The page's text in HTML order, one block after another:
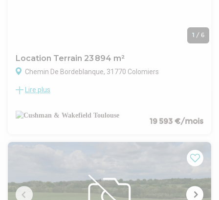
1 / 6
Location Terrain 23 894 m²
Chemin De Bordeblanque, 31770 Colomiers
Notre agence Cushman & Wakefield vous propose un
Sur un terrain de 23 894 m² environ entièrement bitumé
Un bâtiment de 2700 m² clos couvert de hauteur 9 m environ
- Type de bail : Commercial
- Indice : ILAT
- Indexation : Annuelle
Lire plus
19 593 €/mois